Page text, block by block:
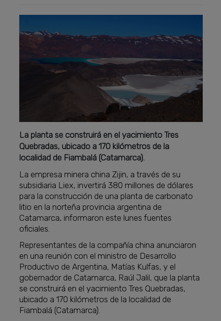
La planta se construirá en el yacimiento Tres
Quebradas, ubicado a 170 kilómetros de la
localidad de Fiambalá (Catamarca).
La empresa minera china Zijin, a través de su
subsidiaria Liex, invertirá 380 millones de dólares
para la construcción de una planta de carbonato
litio en la norteña provincia argentina de
Catamarca, informaron este lunes fuentes
oficiales.
Representantes de la compañía china anunciaron
en una reunión con el ministro de Desarrollo
Productivo de Argentina, Matías Kulfas, y el
gobernador de Catamarca, Raúl Jalil, que la planta
se construirá en el yacimiento Tres Quebradas,
ubicado a 170 kilómetros de la localidad de
Fiambalá (Catamarca).